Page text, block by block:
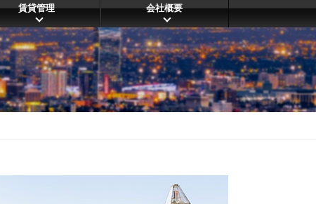
賃貸管理 会社概要